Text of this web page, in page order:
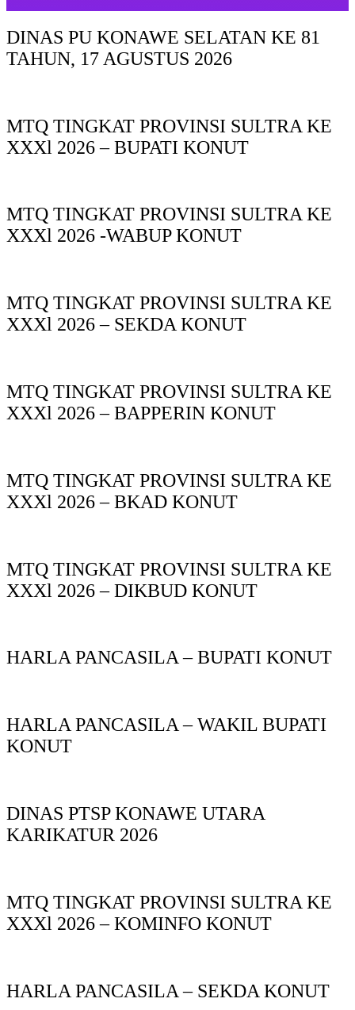
DINAS PU KONAWE SELATAN KE 81
TAHUN, 17 AGUSTUS 2026
MTQ TINGKAT PROVINSI SULTRA KE
XXXl 2026 – BUPATI KONUT
MTQ TINGKAT PROVINSI SULTRA KE
XXXl 2026 -WABUP KONUT
MTQ TINGKAT PROVINSI SULTRA KE
XXXl 2026 – SEKDA KONUT
MTQ TINGKAT PROVINSI SULTRA KE
XXXl 2026 – BAPPERIN KONUT
MTQ TINGKAT PROVINSI SULTRA KE
XXXl 2026 – BKAD KONUT
MTQ TINGKAT PROVINSI SULTRA KE
XXXl 2026 – DIKBUD KONUT
HARLA PANCASILA – BUPATI KONUT
HARLA PANCASILA – WAKIL BUPATI
KONUT
DINAS PTSP KONAWE UTARA
KARIKATUR 2026
MTQ TINGKAT PROVINSI SULTRA KE
XXXl 2026 – KOMINFO KONUT
HARLA PANCASILA – SEKDA KONUT